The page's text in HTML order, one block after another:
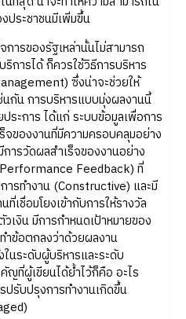
ระชาชนมีเพิ่มขึ้น
ารของรัฐเหล่านั้นไม่สามารถ
การได้ ก็ควรใช้วิธีการบริหาร
ซึ่งน่าจะช่วยให้
กัน การบริหารแบบมุ่งผลงานนี้
ระการ ได้แก่ ระบบข้อมูลเพื่อการ
ของงานที่มีความครอบคลุมอย่าง
ารวัดผลสำเร็จของงานอย่าง
Feedback) ที่
ารทำงาน (Constructive) และมี
เชื่อมโยงเข้ากับการให้รางวัล
เงิน มีการกำหนดเป้าหมายของ
ำข้อตกลงว่าด้วยผลงาน
ระดับผู้บริหารและระดับ
ที่ผู้เขียนได้ย้ำไว้ก็คือ อะไร
รับปรุงการทำงานเกิดขึ้น